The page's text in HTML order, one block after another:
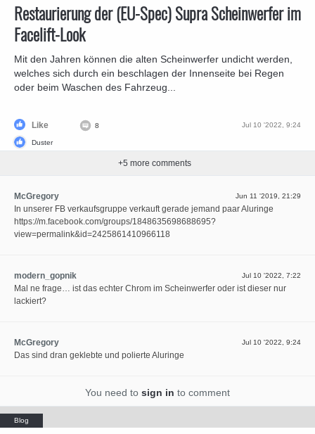
Restaurierung der (EU-Spec) Supra Scheinwerfer im
Facelift-Look
Mit den Jahren können die alten Scheinwerfer undicht werden,
welches sich durch ein beschlagen der Innenseite bei Regen
oder beim Waschen des Fahrzeug...
Jul 10 '2022, 9:24
Like
Duster
8
+5 more comments
Jun 11 '2019, 21:29
McGregory
In unserer FB verkaufsgruppe verkauft gerade jemand paar Aluringe
⁣https://m.facebook.com/groups/1848635698688695?
view=permalink&id=2425861410966118
Jul 10 '2022, 7:22
modern_gopnik
Mal ne frage… ist das echter Chrom im Scheinwerfer oder ist dieser nur
lackiert?
Jul 10 '2022, 9:24
McGregory
Das sind dran geklebte und polierte Aluringe
You need to sign in to comment